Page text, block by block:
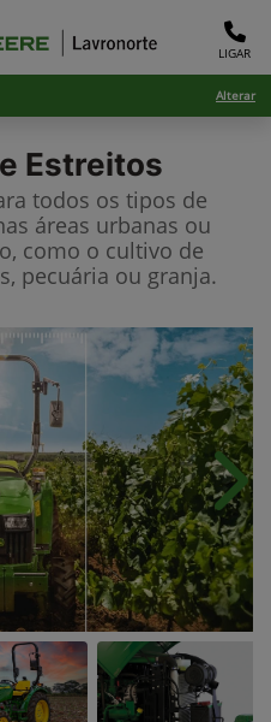
LIGAR
Alterar
Estreitos
todos os tipos de
áreas urbanas ou
como o cultivo de
pecuária ou granja.